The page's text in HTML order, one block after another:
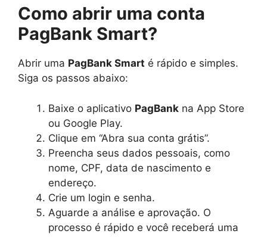
Como abrir uma conta
PagBank Smart?
Abrir uma PagBank Smart é rápido e simples.
Siga os passos abaixo:
Baixe o aplicativo PagBank na App Store
ou Google Play.
Clique em “Abra sua conta grátis”.
Preencha seus dados pessoais, como
nome, CPF, data de nascimento e
endereço.
Crie um login e senha.
Aguarde a análise e aprovação. O
processo é rápido e você receberá uma